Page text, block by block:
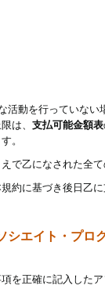
動を行っていな
は、 支払可能金額表
。
で乙になされた全
約に基づき後日乙
シエイト・プロ
を正確に記入した